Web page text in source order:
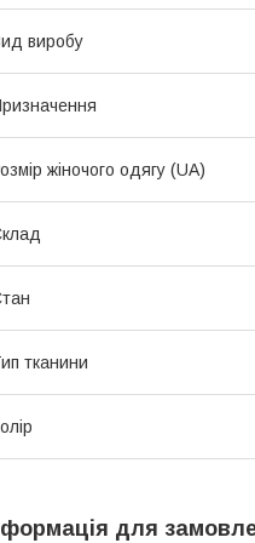
виробу
жіночого одягу (UA)
тканини
для